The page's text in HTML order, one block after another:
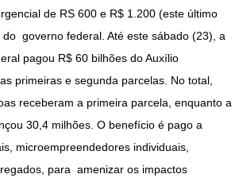
de RS 600 e R$ 1.200 (este último
governo federal. Até este sábado (23), a
pagou R$ 60 bilhões do Auxílio
primeiras e segunda parcelas. No total,
receberam a primeira parcela, enquanto a
30,4 milhões. O benefício é pago a
microempreendedores individuais,
para amenizar os impactos